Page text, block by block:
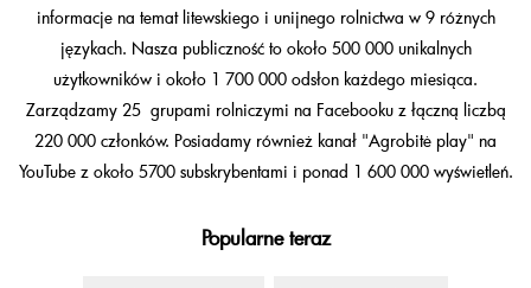
informacje na temat litewskiego i unijnego rolnictwa w 9 różnych
językach. Nasza publiczność to około 500 000 unikalnych
użytkowników i około 1 700 000 odsłon każdego miesiąca.
Zarządzamy 25 grupami rolniczymi na Facebooku z łączną liczbą
220 000 członków. Posiadamy również kanał "Agrobitė play" na
YouTube z około 5700 subskrybentami i ponad 1 600 000 wyświetleń.
Popularne teraz